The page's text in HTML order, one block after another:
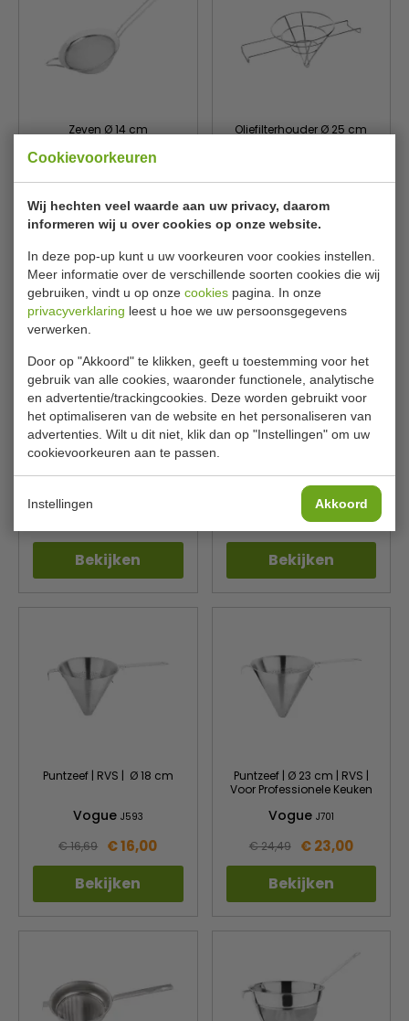
Cookievoorkeuren
Wij hechten veel waarde aan uw privacy, daarom
informeren wij u over cookies op onze website.
In deze pop-up kunt u uw voorkeuren voor cookies instellen.
Meer informatie over de verschillende soorten cookies die wij
gebruiken, vindt u op onze cookies pagina. In onze
privacyverklaring leest u hoe we uw persoonsgegevens
verwerken.
Door op "Akkoord" te klikken, geeft u toestemming voor het
gebruik van alle cookies, waaronder functionele, analytische
en advertentie/trackingcookies. Deze worden gebruikt voor
het optimaliseren van de website en het personaliseren van
advertenties. Wilt u dit niet, klik dan op "Instellingen" om uw
cookievoorkeuren aan te passen.
Instellingen Akkoord
Zeven Ø 14 cm
VogueC800
€ 7,09 € 6,65
Bekijken
Oliefilterhouder Ø 25 cm
€ 8,39 € 7,90
Bekijken
Kwaliteit Zeef | Vertind
Dubbel Gaas | 2 Handige
Bekijken
Zeef Ø 18 cm
Vogue
€ 8,15
Bekijken
Puntzeef | RVS | Ø 18 cm
Vogue J593
€ 16,69 € 16,00
Bekijken
Puntzeef | Ø 23 cm | RVS |
Voor Professionele Keuken
Vogue J701
€ 24,49 € 23,00
Bekijken